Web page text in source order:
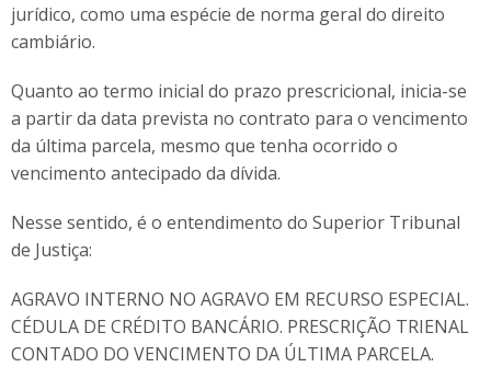
jurídico, como uma espécie de norma geral do direito
cambiário.
Quanto ao termo inicial do prazo prescricional, inicia-se
a partir da data prevista no contrato para o vencimento
da última parcela, mesmo que tenha ocorrido o
vencimento antecipado da dívida.
Nesse sentido, é o entendimento do Superior Tribunal
de Justiça:
AGRAVO INTERNO NO AGRAVO EM RECURSO ESPECIAL.
CÉDULA DE CRÉDITO BANCÁRIO. PRESCRIÇÃO TRIENAL
CONTADO DO VENCIMENTO DA ÚLTIMA PARCELA.